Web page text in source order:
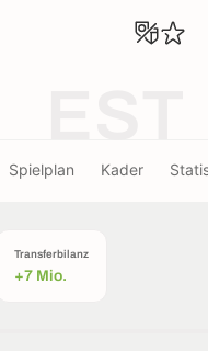
Spielplan Kader
Transferbilanz
+7 Mio.